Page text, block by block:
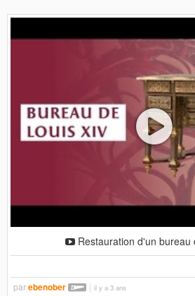
Restauration d'un bureau
parebenober il y a 3 ans